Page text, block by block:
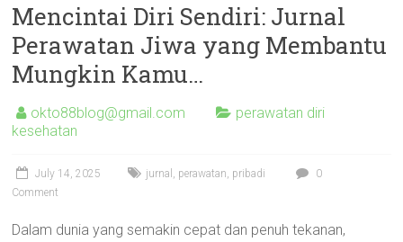
Mencintai Diri Sendiri: Jurnal
Perawatan Jiwa yang Membantu
Mungkin Kamu…
okto88blog@gmail.com
perawatan diri
kesehatan
July 14, 2025 jurnal , perawatan, pribadi
0
Comment
Dalam dunia yang semakin cepat dan penuh tekanan,